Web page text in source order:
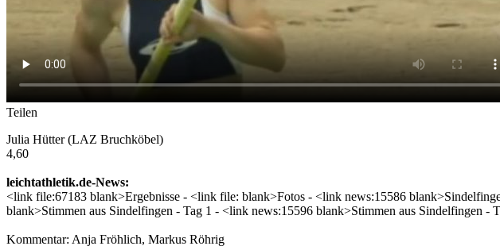
Teilen
Julia Hütter (LAZ Bruchköbel)
4,60
leichtathletik.de-News:
<link file:67183 blank>Ergebnisse - <link file: blank>Fotos - <link news:15586
blank>Stimmen aus Sindelfingen - Tag 1 - <link news:15596 blank>Stimmen aus Sindelfingen -
Kommentar: Anja Fröhlich, Markus Röhrig